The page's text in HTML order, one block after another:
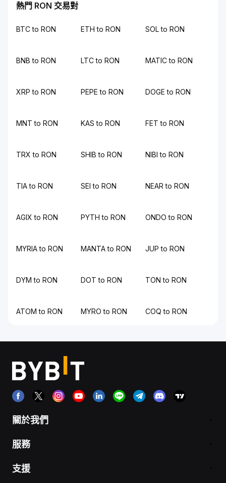
熱門 RON 交易對
BTC to RON ETH to RON SOL to RON
BNB to RON LTC to RON MATIC to RON
XRP to RON PEPE to RON DOGE to RON
MNT to RON KAS to RON FET to RON
TRX to RON SHIB to RON NIBI to RON
TIA to RON SEI to RON NEAR to RON
AGIX to RON PYTH to RON ONDO to RON
MYRIA to RON MANTA to RON JUP to RON
DYM to RON DOT to RON TON to RON
ATOM to RON MYRO to RON COQ to RON
關於我們
服務
支援